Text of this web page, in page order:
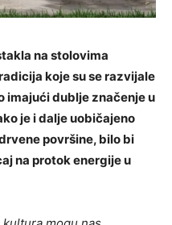
na stolovima
koje su se razvijale
imajući dublje značenje u
je i dalje uobičajeno
površine, bilo bi
na protok energije u